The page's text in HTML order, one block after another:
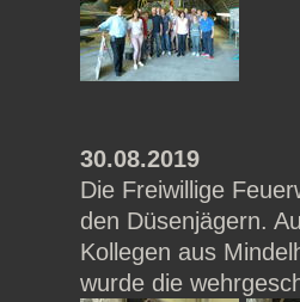
30.08.2019
Die Freiwillige
den Düsenjägern.
Kollegen aus
wurde die